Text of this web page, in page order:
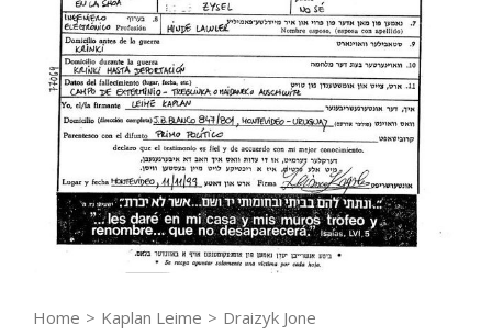
Home > Kaplan Leime > Draizyk Jone